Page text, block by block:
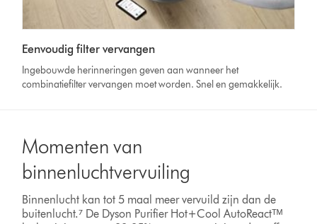
Eenvoudig filter vervangen
Ingebouwde herinneringen geven aan wanneer het
combinatiefilter vervangen moet worden. Snel en gemakkelijk.
Momenten van
binnenluchtvervuiling
Binnenlucht kan tot 5 maal meer vervuild zijn dan de
buitenlucht.⁷ De Dyson Purifier Hot+Cool AutoReactᵀᴹ